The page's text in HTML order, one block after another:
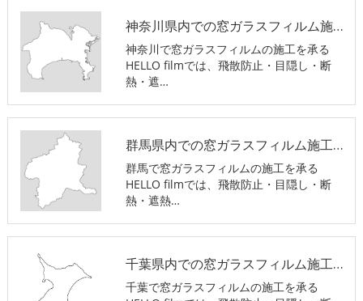
神奈川県内での窓ガラスフィルム施工ならHELLO filmにお任せ下さい。
神奈川で窓ガラスフィルムの施工を承る
HELLO filmでは、飛散防止・目隠し・断
熱・遮…
群馬県内での窓ガラスフィルム施工ならHELLO filmにお任せ下さい。
群馬で窓ガラスフィルムの施工を承る
HELLO filmでは、飛散防止・目隠し・断
熱・遮熱…
千葉県内での窓ガラスフィルム施工ならHELLO filmにお任せ下さい。
千葉で窓ガラスフィルムの施工を承る